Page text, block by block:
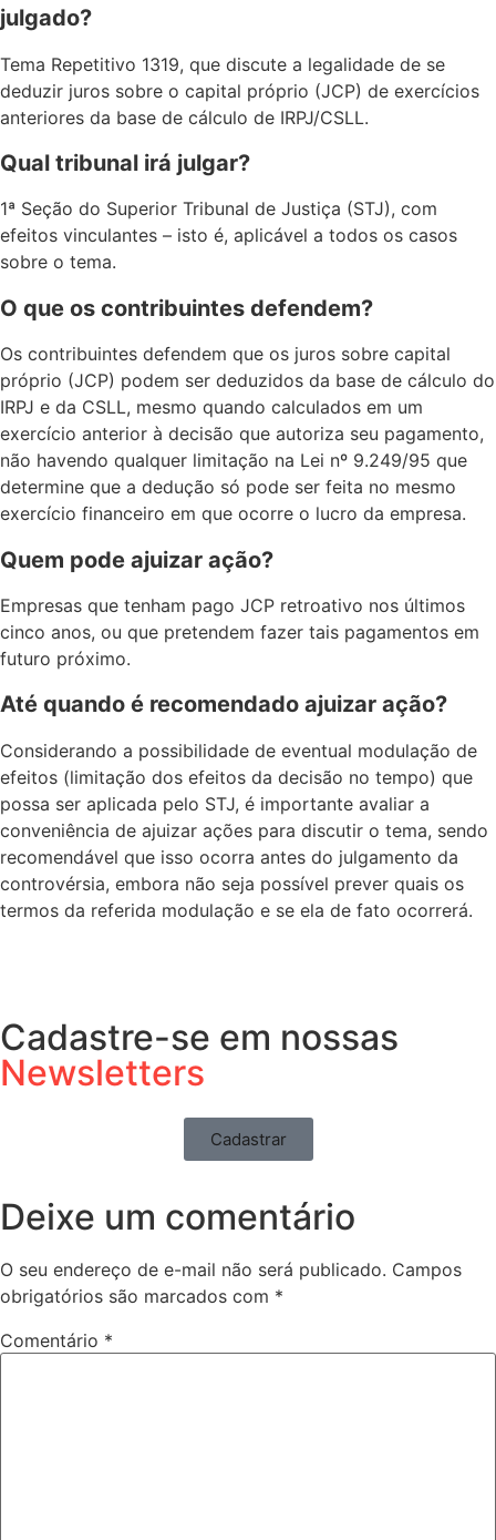
julgado?
Tema Repetitivo 1319, que discute a legalidade de se
deduzir juros sobre o capital próprio (JCP) de exercícios
anteriores da base de cálculo de IRPJ/CSLL.
Qual tribunal irá julgar?
1ª Seção do Superior Tribunal de Justiça (STJ), com
efeitos vinculantes – isto é, aplicável a todos os casos
sobre o tema.
O que os contribuintes defendem?
Os contribuintes defendem que os juros sobre capital
próprio (JCP) podem ser deduzidos da base de cálculo do
IRPJ e da CSLL, mesmo quando calculados em um
exercício anterior à decisão que autoriza seu pagamento,
não havendo qualquer limitação na Lei nº 9.249/95 que
determine que a dedução só pode ser feita no mesmo
exercício financeiro em que ocorre o lucro da empresa.
Quem pode ajuizar ação?
Empresas que tenham pago JCP retroativo nos últimos
cinco anos, ou que pretendem fazer tais pagamentos em
futuro próximo.
Até quando é recomendado ajuizar ação?
Considerando a possibilidade de eventual modulação de
efeitos (limitação dos efeitos da decisão no tempo) que
possa ser aplicada pelo STJ, é importante avaliar a
conveniência de ajuizar ações para discutir o tema, sendo
recomendável que isso ocorra antes do julgamento da
controvérsia, embora não seja possível prever quais os
termos da referida modulação e se ela de fato ocorrerá.
Cadastre-se em nossas
Newsletters
Cadastrar
Deixe um comentário
O seu endereço de e-mail não será publicado. Campos
obrigatórios são marcados com *
Comentário *